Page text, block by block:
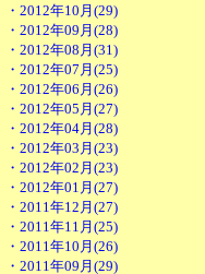
・2012年10月(29)
・2012年09月(28)
・2012年08月(31)
・2012年07月(25)
・2012年06月(26)
・2012年05月(27)
・2012年04月(28)
・2012年03月(23)
・2012年02月(23)
・2012年01月(27)
・2011年12月(27)
・2011年11月(25)
・2011年10月(26)
・2011年09月(29)